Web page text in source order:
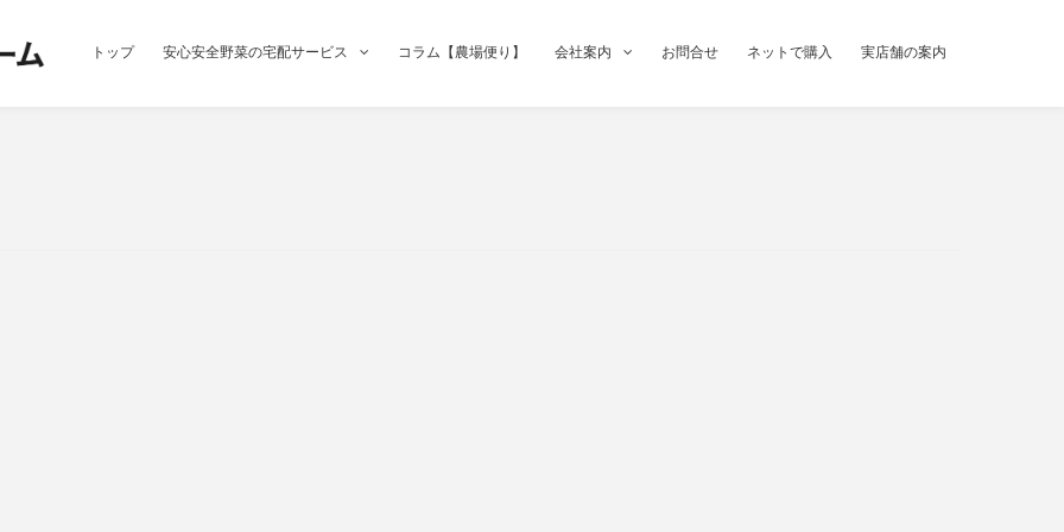
トップ 安心安全野菜の宅配サービス コラム【農場便り】 会社案内 お問合せ ネットで購入 実店舗の案内